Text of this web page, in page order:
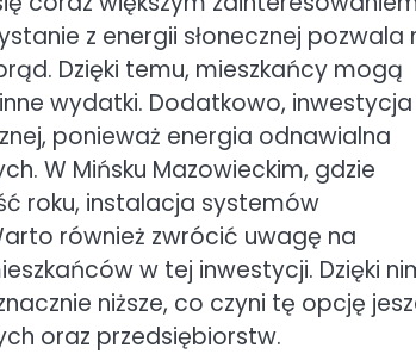
z energii słonecznej pozwala
Dzięki temu, mieszkańcy mogą
wydatki. Dodatkowo,
ponieważ energia odnawialna
W Mińsku Mazowieckim, gdzie
roku, instalacja systemów
również zwrócić uwagę na
w tej inwestycji. Dzięki
niższe, co czyni tę opcję
oraz przedsiębiorstw.